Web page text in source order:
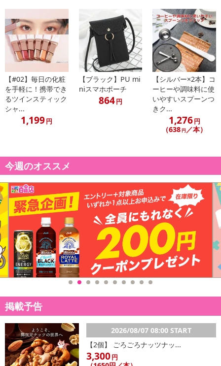
・原材料/材質/素材：ポリアミド・ポリウレタン・デロン繊維
・商品カラー：ベージュ＋ブラウン＋くすみピンク
・商品サイズ：
商品詳細内のサイズ表をご参照ください。
2XLサイズはLサイズ相当です。
・洗濯表示：手洗いを推奨いたしますが、洗濯機をご使用の場合は
ネットをご使用ください。
・注意事項：
※普段お使いのサイズより2サイズ上のサイズをお選びください
※サイズをよくご確認ください。サイズ違いによる返品は承りか
ねます
※モニター環境により、実際のものと素材感・色が多少異なって
※海外輸入品のため、多少の縫製の乱れや糸切りが不十分な場合
がございます
※商品は、簡易包装で発送します。海外輸入品のため、パッケー
ジに外国語が表記されており、多少のスレ、汚れ、破れなどがある
場合がございます。予めご了承ください
※メール便の発送で壊れ物の指定が出来ない為、到着時にパッケ
ージが損傷している場合がございます。万が一、商品に損傷があっ
た場合は、交換、返金等させていただきますので、ご連絡お願いい
たします。但し、着払いでの返品は一切受付けません。着払いで商
品をご返送した場合は、キャンセル返金処理を行いかねますのでご
了承ください
※商品改良のため、予告なく仕様が若干変更になる場合がござい
※本商品を使用してのあらゆるトラブルには、弊社は一切の責任
を負いません
※上記注意点をよくご確認し、予めご了承ください
注意事項
【#02】毎日の化粧
を手軽に！携帯でき
るツインスティック
シャ...
1,199円
【ブラック】PU mi
niスマホポーチ
864円
【シルバー×2本】コ
ーヒーや調味料に使
いやすいスプーンつ
きク...
1,276円
（638 円／本）
今週のオススメ
掲載予告
2026/08/07 08:00 START
【2個】 ごろごろナッツナッ...
3,300円